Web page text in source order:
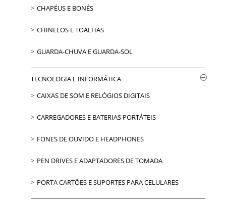
CHAPÉUS E BONÉS
CHINELOS E TOALHAS
GUARDA-CHUVA E GUARDA-SOL
TECNOLOGIA E INFORMÁTICA
CAIXAS DE SOM E RELÓGIOS DIGITAIS
CARREGADORES E BATERIAS PORTÁTEIS
FONES DE OUVIDO E HEADPHONES
PEN DRIVES E ADAPTADORES DE TOMADA
PORTA CARTÕES E SUPORTES PARA CELULARES